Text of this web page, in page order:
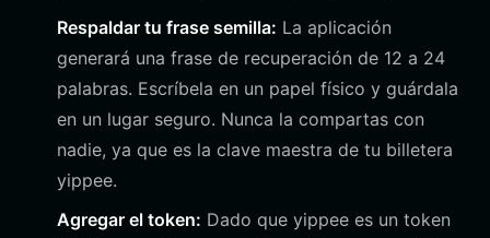
Respaldar tu frase semilla: La aplicación
generará una frase de recuperación de 12 a 24
palabras. Escríbela en un papel físico y guárdala
en un lugar seguro. Nunca la compartas con
nadie, ya que es la clave maestra de tu billetera
yippee.
Agregar el token: Dado que yippee es un token